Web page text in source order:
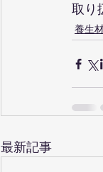
取り
養生
最新記事